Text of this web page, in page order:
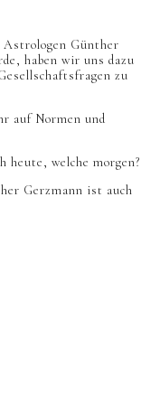
Astrologen Günther
haben wir uns dazu
zu
auf Normen und
heute, welche morgen?
Gerzmann ist auch